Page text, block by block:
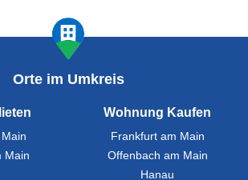
Orte im Umkreis
Main
Wohnung Kaufen
Frankfurt am Main
Offenbach am Main
Hanau